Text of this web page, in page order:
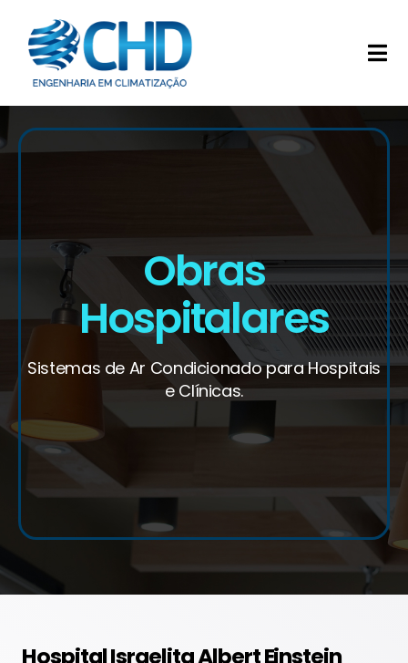
para
conteúdo
Home
Clientes
Portfolio
Obras
Hospitalares
Sistemas de Ar Condicionado para Hospitais
e Clínicas.
Hospital Israelita Albert Einstein